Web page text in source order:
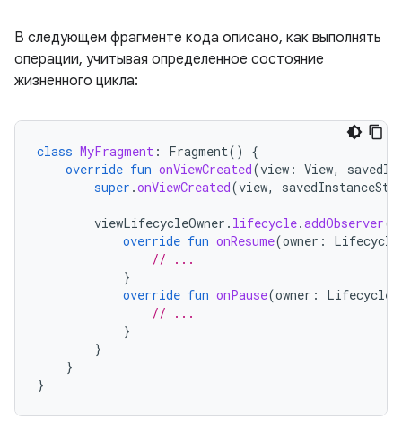
В следующем фрагменте кода описано, как выполнять
операции, учитывая определенное состояние
жизненного цикла:
class MyFragment : Fragment()
{
override fun onViewCreated(view : View,
super .onViewCreated(view,
viewLifecycleOwner . lifecycle.addObserver(
override fun onResume(owner :
// ...
}
override fun onPause(owner :
// ...
}
}
}
}